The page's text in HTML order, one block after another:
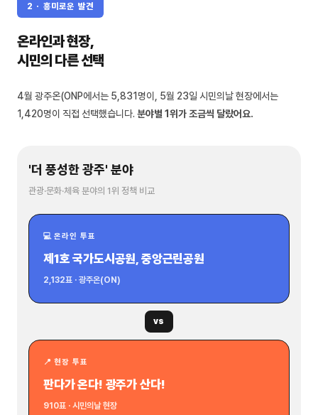
2 · 흥미로운 발견
온라인과 현장,
시민의 다른 선택
4월 광주온(ONP에서는 5,831명이, 5월 23일 시민의날 현장에서는
1,420명이 직접 선택했습니다. 분야별 1위가 조금씩 달랐어요.
'더 풍성한 광주' 분야
관광·문화·체육 분야의 1위 정책 비교
💻 온라인 투표
제1호 국가도시공원, 중앙근린공원
2,132표 · 광주온(ON)
vs
📍 현장 투표
판다가 온다! 광주가 산다!
910표 · 시민의날 현장